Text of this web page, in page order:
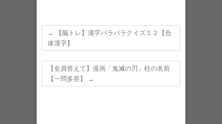
←
【脳トレ】漢字バラバラクイズ１２【合
体漢字】
【全員答えて】漫画「鬼滅の刃」柱の名前
【一問多答】
→